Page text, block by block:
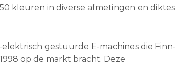
kleuren in diverse afmetingen en diktes
gestuurde E-machines die Finn-
op de markt bracht. Deze